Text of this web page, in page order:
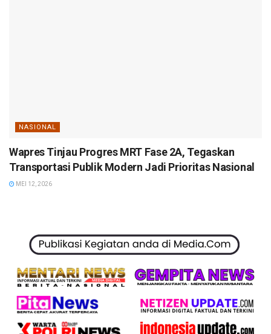
NASIONAL
Wapres Tinjau Progres MRT Fase 2A, Tegaskan
Transportasi Publik Modern Jadi Prioritas Nasional
MEI 12, 2026